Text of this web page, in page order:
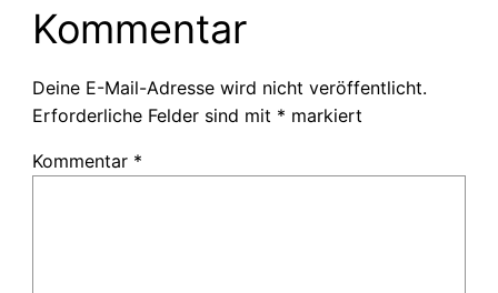
Kommentar
Deine E-Mail-Adresse wird nicht veröffentlicht.
Erforderliche Felder sind mit * markiert
Kommentar *